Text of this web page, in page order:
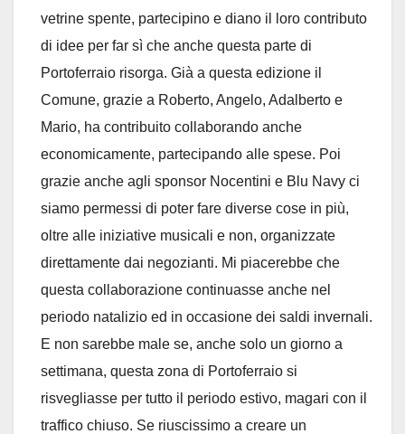
vetrine spente, partecipino e diano il loro contributo
di idee per far sì che anche questa parte di
Portoferraio risorga. Già a questa edizione il
Comune, grazie a Roberto, Angelo, Adalberto e
Mario, ha contribuito collaborando anche
economicamente, partecipando alle spese. Poi
grazie anche agli sponsor Nocentini e Blu Navy ci
siamo permessi di poter fare diverse cose in più,
oltre alle iniziative musicali e non, organizzate
direttamente dai negozianti. Mi piacerebbe che
questa collaborazione continuasse anche nel
periodo natalizio ed in occasione dei saldi invernali.
E non sarebbe male se, anche solo un giorno a
settimana, questa zona di Portoferraio si
risvegliasse per tutto il periodo estivo, magari con il
traffico chiuso. Se riuscissimo a creare un